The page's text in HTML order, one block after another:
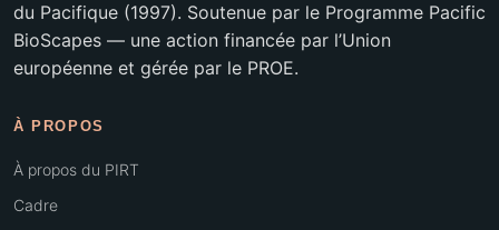
du Pacifique (1997). Soutenue par le Programme Pacific
BioScapes — une action financée par l’Union
européenne et gérée par le PROE.
À PROPOS
À propos du PIRT
Cadre